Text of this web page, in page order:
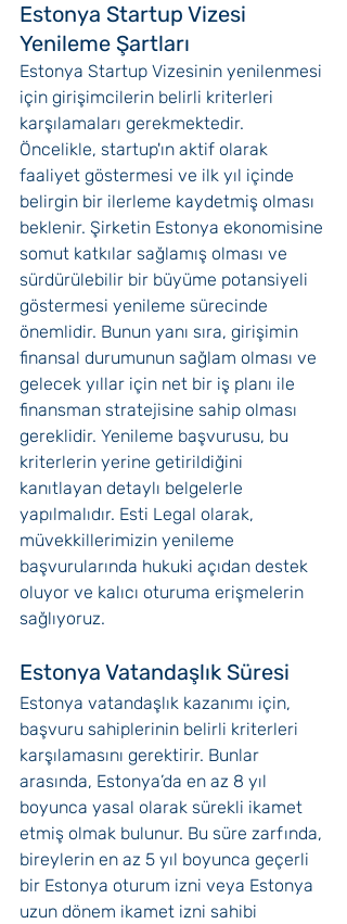
Estonya Startup Vizesi
Yenileme Şartları
Estonya Startup Vizesinin yenilenmesi
için girişimcilerin belirli kriterleri
karşılamaları gerekmektedir.
Öncelikle, startup'ın aktif olarak
faaliyet göstermesi ve ilk yıl içinde
belirgin bir ilerleme kaydetmiş olması
beklenir. Şirketin Estonya ekonomisine
somut katkılar sağlamış olması ve
sürdürülebilir bir büyüme potansiyeli
göstermesi yenileme sürecinde
önemlidir. Bunun yanı sıra, girişimin
finansal durumunun sağlam olması ve
gelecek yıllar için net bir iş planı ile
finansman stratejisine sahip olması
gereklidir. Yenileme başvurusu, bu
kriterlerin yerine getirildiğini
kanıtlayan detaylı belgelerle
yapılmalıdır. Esti Legal olarak,
müvekkillerimizin yenileme
başvurularında hukuki açıdan destek
oluyor ve kalıcı oturuma erişmelerin
sağlıyoruz.
Estonya Vatandaşlık Süresi
Estonya vatandaşlık kazanımı için,
başvuru sahiplerinin belirli kriterleri
karşılamasını gerektirir. Bunlar
arasında, Estonya’da en az 8 yıl
boyunca yasal olarak sürekli ikamet
etmiş olmak bulunur. Bu süre zarfında,
bireylerin en az 5 yıl boyunca geçerli
bir Estonya oturum izni veya Estonya
uzun dönem ikamet izni sahibi